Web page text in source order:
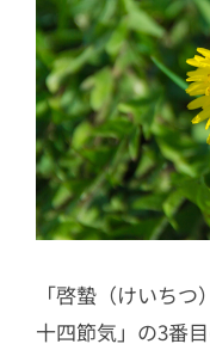
「啓蟄（けいち
十四節気」の3番